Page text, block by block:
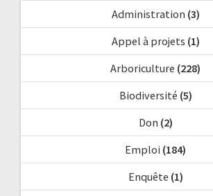
Administration (3)
Appel à projets (1)
Arboriculture (228)
Biodiversité (5)
Don (2)
Emploi (184)
Enquête (1)